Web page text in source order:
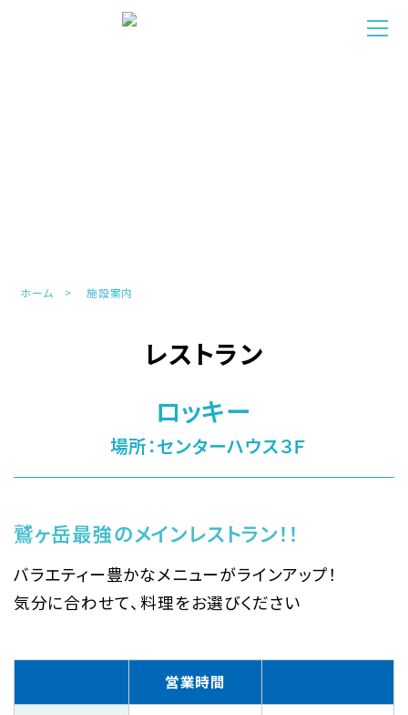
ホーム 施設案内
レストラン
ロッキー
場所：センターハウス３Ｆ
鷲ヶ岳最強のメインレストラン！！
バラエティー豊かなメニューがラインアップ！
気分に合わせて、料理をお選びください
営業時間